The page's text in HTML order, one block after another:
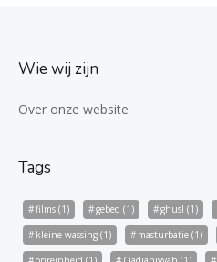
Wie wij zijn
Over onze website
Tags
films (1) gebed (1) ghusl (1)
kleine wassing (1) masturbatie (1)